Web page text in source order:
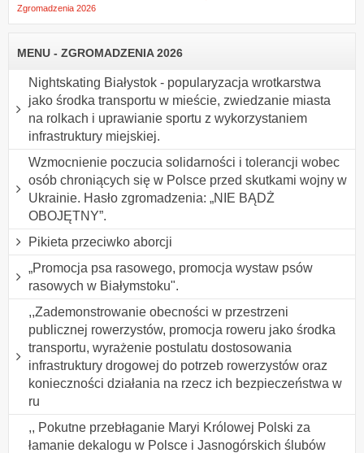
Zgromadzenia 2026
MENU - ZGROMADZENIA 2026
Nightskating Białystok - popularyzacja wrotkarstwa
jako środka transportu w mieście, zwiedzanie miasta
na rolkach i uprawianie sportu z wykorzystaniem
infrastruktury miejskiej.
Wzmocnienie poczucia solidarności i tolerancji wobec
osób chroniących się w Polsce przed skutkami wojny w
Ukrainie. Hasło zgromadzenia: „NIE BĄDŻ
OBOJĘTNY”.
Pikieta przeciwko aborcji
„Promocja psa rasowego, promocja wystaw psów
rasowych w Białymstoku".
,,Zademonstrowanie obecności w przestrzeni
publicznej rowerzystów, promocja roweru jako środka
transportu, wyrażenie postulatu dostosowania
infrastruktury drogowej do potrzeb rowerzystów oraz
konieczności działania na rzecz ich bezpieczeństwa w
ru
,, Pokutne przebłaganie Maryi Królowej Polski za
łamanie dekalogu w Polsce i Jasnogórskich ślubów